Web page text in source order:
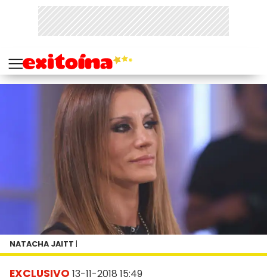
EXCLUSIVO 13-11-2018 15:49
NATACHA JAITT |